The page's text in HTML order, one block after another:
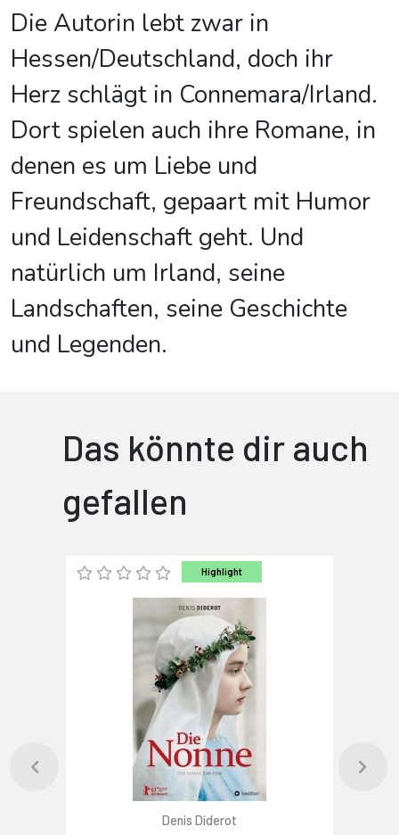
Die Autorin lebt zwar in
Hessen/Deutschland, doch ihr
Herz schlägt in Connemara/Irland.
Dort spielen auch ihre Romane, in
denen es um Liebe und
Freundschaft, gepaart mit Humor
und Leidenschaft geht. Und
natürlich um Irland, seine
Landschaften, seine Geschichte
und Legenden.
Das könnte dir auch
gefallen
Highlight
Denis Diderot